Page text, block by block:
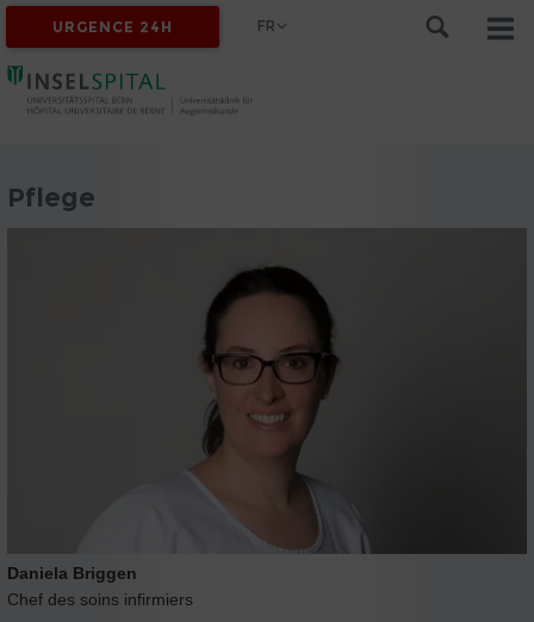
URGENCE 24H FR
Pflege
Daniela Briggen
Chef des soins infirmiers